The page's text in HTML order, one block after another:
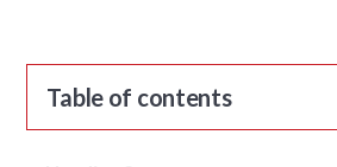
Table of contents